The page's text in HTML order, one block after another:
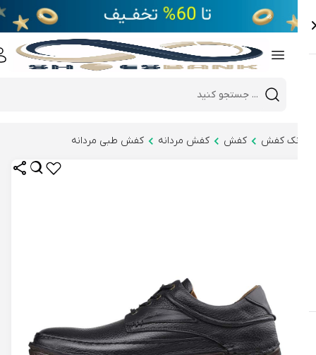
Mobile header search
e
کفش کفش کفش مردانه کفش طبی مردانه